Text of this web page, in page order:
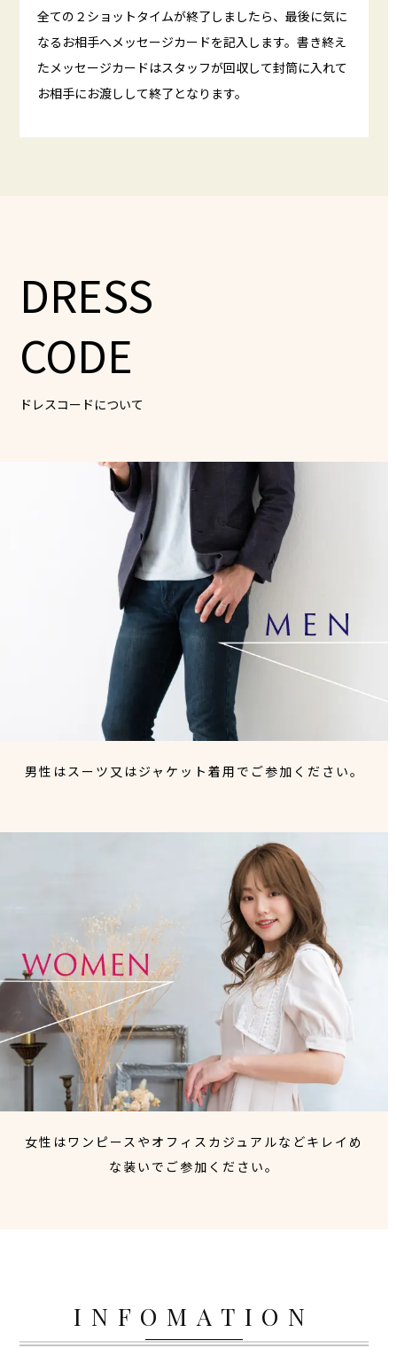
全ての２ショットタイムが終了しましたら、最後に気に
なるお相手へメッセージカードを記入します。書き終え
たメッセージカードはスタッフが回収して封筒に入れて
お相手にお渡しして終了となります。
DRESS
CODE
ドレスコードについて
男性はスーツ又はジャケット着用でご参加ください。
女性はワンピースやオフィスカジュアルなどキレイめ
な装いでご参加ください。
INFOMATION